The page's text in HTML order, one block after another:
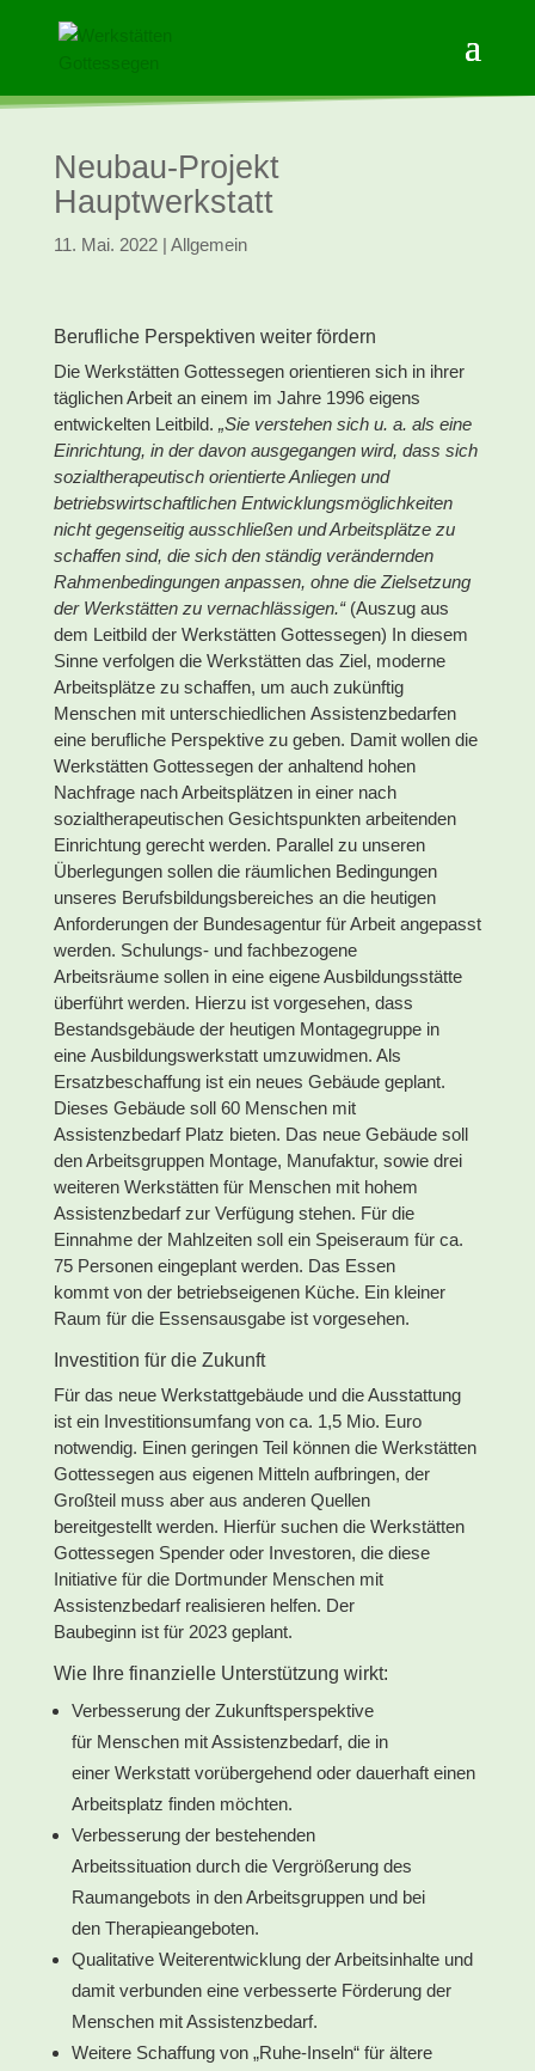
Neubau-Projekt
Hauptwerkstatt
11. Mai. 2022| Allgemein
Berufliche Perspektiven weiter fördern
Die Werkstätten Gottessegen orientieren sich in ihrer
täglichen Arbeit an einem im Jahre 1996 eigens
entwickelten Leitbild. „Sie verstehen sich u. a. als eine
Einrichtung, in der davon ausgegangen wird, dass sich
sozialtherapeutisch orientierte Anliegen und
betriebswirtschaftlichen Entwicklungsmöglichkeiten
nicht gegenseitig ausschließen und Arbeitsplätze zu
schaffen sind, die sich den ständig verändernden
Rahmenbedingungen anpassen, ohne die Zielsetzung
der Werkstätten zu vernachlässigen.“(Auszug aus
dem Leitbild der Werkstätten Gottessegen) In diesem
Sinne verfolgen die Werkstätten das Ziel, moderne
Arbeitsplätze zu schaffen, um auch zukünftig
Menschen mit unterschiedlichen Assistenzbedarfen
eine berufliche Perspektive zu geben. Damit wollen die
Werkstätten Gottessegen der anhaltend hohen
Nachfrage nach Arbeitsplätzen in einer nach
sozialtherapeutischen Gesichtspunkten arbeitenden
Einrichtung gerecht werden. Parallel zu unseren
Überlegungen sollen die räumlichen Bedingungen
unseres Berufsbildungsbereiches an die heutigen
Anforderungen der Bundesagentur für Arbeit angepasst
werden. Schulungs- und fachbezogene
Arbeitsräume sollen in eine eigene Ausbildungsstätte
überführt werden. Hierzu ist vorgesehen, dass
Bestandsgebäude der heutigen Montagegruppe in
eine Ausbildungswerkstatt umzuwidmen. Als
Ersatzbeschaffung ist ein neues Gebäude geplant.
Dieses Gebäude soll 60 Menschen mit
Assistenzbedarf Platz bieten. Das neue Gebäude soll
den Arbeitsgruppen Montage, Manufaktur, sowie drei
weiteren Werkstätten für Menschen mit hohem
Assistenzbedarf zur Verfügung stehen. Für die
Einnahme der Mahlzeiten soll ein Speiseraum für ca.
75 Personen eingeplant werden. Das Essen
kommt von der betriebseigenen Küche. Ein kleiner
Raum für die Essensausgabe ist vorgesehen.
Investition für die Zukunft
Für das neue Werkstattgebäude und die Ausstattung
ist ein Investitionsumfang von ca. 1,5 Mio. Euro
notwendig. Einen geringen Teil können die Werkstätten
Gottessegen aus eigenen Mitteln aufbringen, der
Großteil muss aber aus anderen Quellen
bereitgestellt werden. Hierfür suchen die Werkstätten
Gottessegen Spender oder Investoren, die diese
Initiative für die Dortmunder Menschen mit
Assistenzbedarf realisieren helfen. Der
Baubeginn ist für 2023 geplant.
Wie Ihre finanzielle Unterstützung wirkt:
Verbesserung der Zukunftsperspektive
für Menschen mit Assistenzbedarf, die in
einer Werkstatt vorübergehend oder dauerhaft einen
Arbeitsplatz finden möchten.
Verbesserung der bestehenden
Arbeitssituation durch die Vergrößerung des
Raumangebots in den Arbeitsgruppen und bei
den Therapieangeboten.
Qualitative Weiterentwicklung der Arbeitsinhalte und
damit verbunden eine verbesserte Förderung der
Menschen mit Assistenzbedarf.
Weitere Schaffung von „Ruhe-Inseln“ für ältere